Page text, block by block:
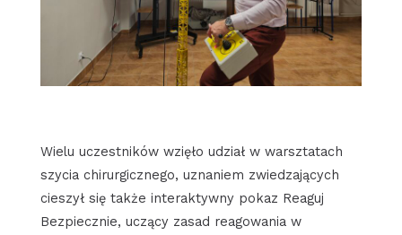
Wielu uczestników wzięło udział w warsztatach
szycia chirurgicznego, uznaniem zwiedzających
cieszył się także interaktywny pokaz Reaguj
Bezpiecznie, uczący zasad reagowania w